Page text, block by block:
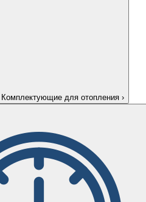
Комплектующие для отопления ›